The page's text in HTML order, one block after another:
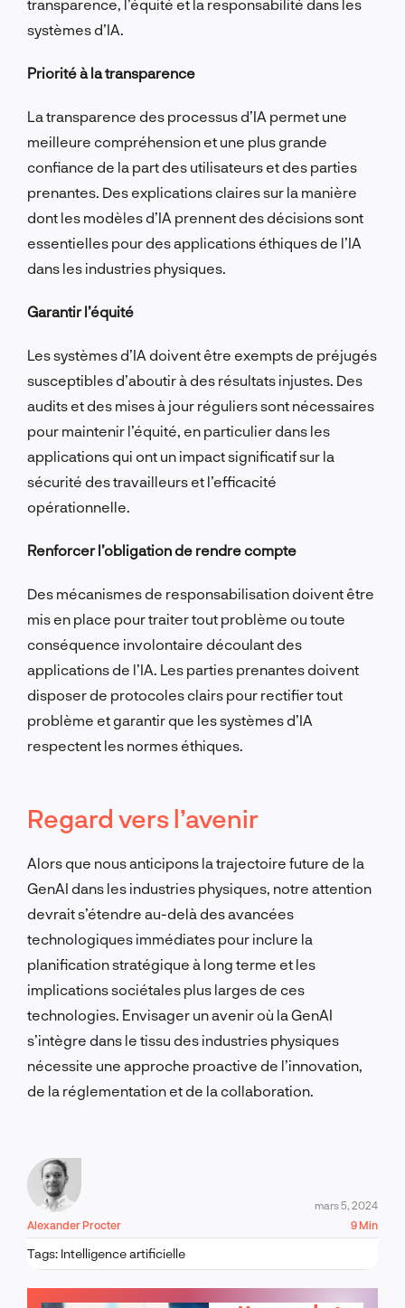
transparence, l’équité et la responsabilité dans les
systèmes d’IA.
Priorité à la transparence
La transparence des processus d’IA permet une
meilleure compréhension et une plus grande
confiance de la part des utilisateurs et des parties
prenantes. Des explications claires sur la manière
dont les modèles d’IA prennent des décisions sont
essentielles pour des applications éthiques de l’IA
dans les industries physiques.
Garantir l’équité
Les systèmes d’IA doivent être exempts de préjugés
susceptibles d’aboutir à des résultats injustes. Des
audits et des mises à jour réguliers sont nécessaires
pour maintenir l’équité, en particulier dans les
applications qui ont un impact significatif sur la
sécurité des travailleurs et l’efficacité
opérationnelle.
Renforcer l’obligation de rendre compte
Des mécanismes de responsabilisation doivent être
mis en place pour traiter tout problème ou toute
conséquence involontaire découlant des
applications de l’IA. Les parties prenantes doivent
disposer de protocoles clairs pour rectifier tout
problème et garantir que les systèmes d’IA
respectent les normes éthiques.
Regard vers l’avenir
Alors que nous anticipons la trajectoire future de la
GenAI dans les industries physiques, notre attention
devrait s’étendre au-delà des avancées
technologiques immédiates pour inclure la
planification stratégique à long terme et les
implications sociétales plus larges de ces
technologies. Envisager un avenir où la GenAI
s’intègre dans le tissu des industries physiques
nécessite une approche proactive de l’innovation,
de la réglementation et de la collaboration.
Alexander Procter
mars 5, 2024
9 Min
Tags: Intelligence artificielle